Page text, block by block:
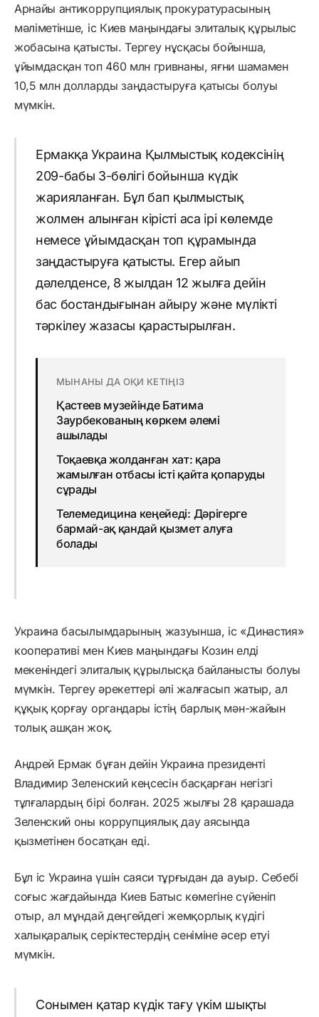
Арнайы антикоррупциялық прокуратурасының
мәліметінше, іс Киев маңындағы элиталық құрылыс
жобасына қатысты. Тергеу нұсқасы бойынша,
ұйымдасқан топ 460 млн гривнаны, яғни шамамен
10,5 млн долларды заңдастыруға қатысы болуы
мүмкін.
Ермакқа Украина Қылмыстық кодексінің
209-бабы 3-бөлігі бойынша күдік
жарияланған. Бұл бап қылмыстық
жолмен алынған кірісті аса ірі көлемде
немесе ұйымдасқан топ құрамында
заңдастыруға қатысты. Егер айып
дәлелденсе, 8 жылдан 12 жылға дейін
бас бостандығынан айыру және мүлікті
тәркілеу жазасы қарастырылған.
МЫНАНЫ ДА ОҚИ КЕТІҢІЗ
Қастеев музейінде Батима
Заурбекованың көркем әлемі
ашылады
Тоқаевқа жолданған хат: қара
жамылған отбасы істі қайта қопаруды
сұрады
Телемедицина кеңейеді: Дәрігерге
бармай-ақ қандай қызмет алуға
болады
Украина басылымдарының жазуынша, іс «Династия»
кооперативі мен Киев маңындағы Козин елді
мекеніндегі элиталық құрылысқа байланысты болуы
мүмкін. Тергеу әрекеттері әлі жалғасып жатыр, ал
құқық қорғау органдары істің барлық мән-жайын
толық ашқан жоқ.
Андрей Ермак бұған дейін Украина президенті
Владимир Зеленский кеңсесін басқарған негізгі
тұлғалардың бірі болған. 2025 жылғы 28 қарашада
Зеленский оны коррупциялық дау аясында
қызметінен босатқан еді.
Бұл іс Украина үшін саяси тұрғыдан да ауыр. Себебі
соғыс жағдайында Киев Батыс көмегіне сүйеніп
отыр, ал мұндай деңгейдегі жемқорлық күдігі
халықаралық серіктестердің сеніміне әсер етуі
мүмкін.
Сонымен қатар күдік тағу үкім шықты